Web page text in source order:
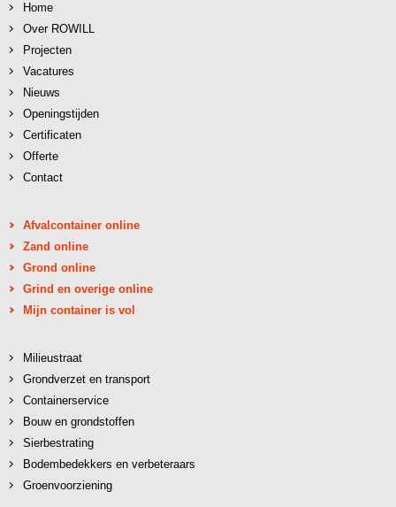
Home
Over ROWILL
Projecten
Vacatures
Nieuws
Openingstijden
Certificaten
Offerte
Contact
Afvalcontainer online
Zand online
Grond online
Grind en overige online
Mijn container is vol
Milieustraat
Grondverzet en transport
Containerservice
Bouw en grondstoffen
Sierbestrating
Bodembedekkers en verbeteraars
Groenvoorziening